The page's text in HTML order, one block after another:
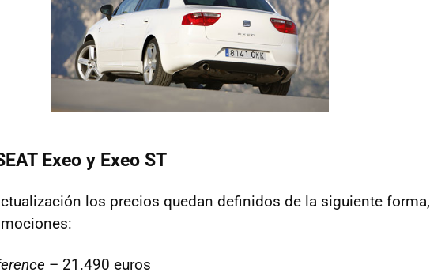
Exeo y Exeo ST
los precios quedan definidos de la siguiente forma,
– 21.490 euros